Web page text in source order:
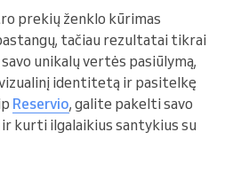
prekių ženklo kūrimas
tačiau rezultatai tikrai
unikalų vertės pasiūlymą,
identitetą ir pasitelkę
Reservio, galite pakelti savo
kurti ilgalaikius santykius su